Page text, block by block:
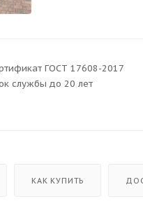
ГОСТ 17608-2017
службы до 20 лет
КАК КУПИТЬ